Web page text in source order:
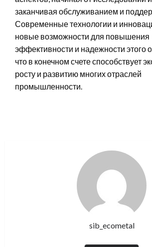
заканчивая обслуживанием и
Современные технологии и
новые возможности для повышения
эффективности и надежности этого
что в конечном счете способствует
росту и развитию многих отраслей
промышленности.
sib_ecometal